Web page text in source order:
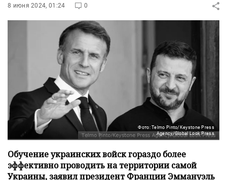
8 июня 2024, 01:24 0
Фото: Telmo Pinto/Keystone Press
Agency/Global Look Press
Обучение украинских войск гораздо более
эффективно проводить на территории самой
Украины, заявил президент Франции Эммануэль